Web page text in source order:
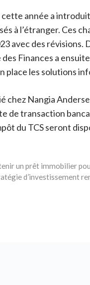
cette année a
à l’étranger. Ces
avec des révisions.
Finances a
place les solutions
chez Nangia
de transaction
du TCS seront
un prêt immobilier
d’investissement